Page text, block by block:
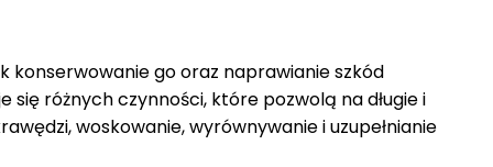
konserwowanie go oraz naprawianie szkód
różnych czynności, które pozwolą na długie i
woskowanie, wyrównywanie i uzupełnianie